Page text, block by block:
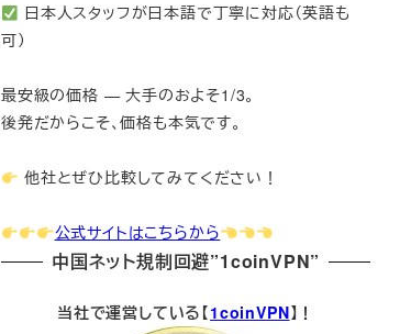
日本人スタッフが日本語で丁寧に対応（英語も
可）
最安級の価格 — 大手のおよそ1/3。
後発だからこそ、価格も本気です。
他社とぜひ比較してみてください！
公式サイトはこちらから
中国ネット規制回避”1coinVPN”
当社で運営している【1coinVPN】！